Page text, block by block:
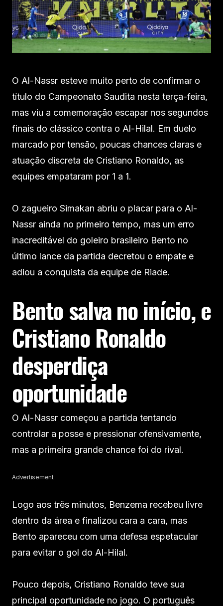
O Al-Nassr esteve muito perto de confirmar o
título do Campeonato Saudita nesta terça-feira,
mas viu a comemoração escapar nos segundos
finais do clássico contra o Al-Hilal. Em duelo
marcado por tensão, poucas chances claras e
atuação discreta de Cristiano Ronaldo, as
equipes empataram por 1 a 1.
O zagueiro Simakan abriu o placar para o Al-
Nassr ainda no primeiro tempo, mas um erro
inacreditável do goleiro brasileiro Bento no
último lance da partida decretou o empate e
adiou a conquista da equipe de Riade.
Bento salva no início, e
Cristiano Ronaldo
desperdiça
oportunidade
O Al-Nassr começou a partida tentando
controlar a posse e pressionar ofensivamente,
mas a primeira grande chance foi do rival.
Advertisement
Logo aos três minutos, Benzema recebeu livre
dentro da área e finalizou cara a cara, mas
Bento apareceu com uma defesa espetacular
para evitar o gol do Al-Hilal.
Pouco depois, Cristiano Ronaldo teve sua
principal oportunidade no jogo. O português